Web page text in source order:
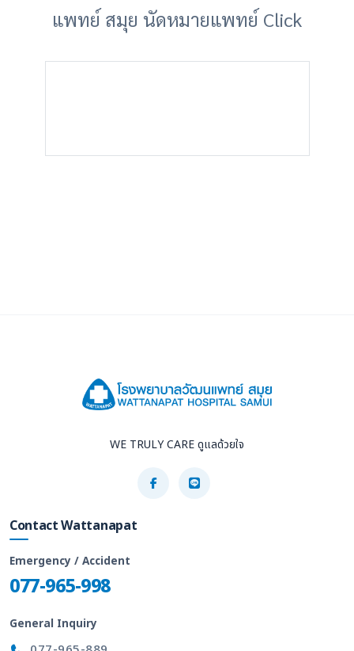
แพทย์ สมุย นัดหมายแพทย์ Click
WE TRULY CARE ดูแลด้วยใจ
Contact Wattanapat
Emergency / Accident
077-965-998
General Inquiry